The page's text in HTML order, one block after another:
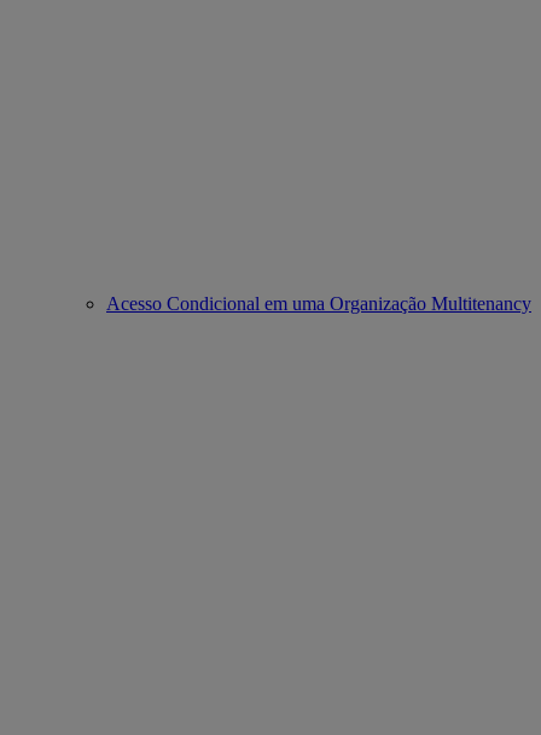
Acesso Condicional em uma Organização Multitenancy